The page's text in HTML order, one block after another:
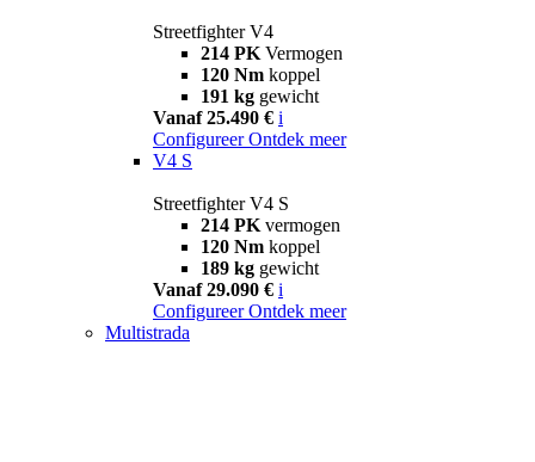
Streetfighter V4
214 PK Vermogen
120 Nm koppel
191 kg gewicht
Vanaf 25.490 € i
Configureer Ontdek meer
V4 S
Streetfighter V4 S
214 PK vermogen
120 Nm koppel
189 kg gewicht
Vanaf 29.090 € i
Configureer Ontdek meer
Multistrada